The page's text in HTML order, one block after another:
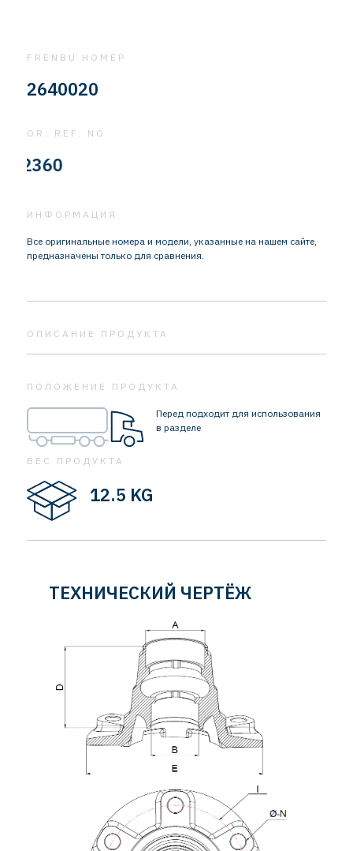
FRENBU НОМЕР
2640020
OR. REF. NO
ИНФОРМАЦИЯ
Все оригинальные номера и модели, указанные на нашем сайте,
предназначены только для сравнения.
ОПИСАНИЕ ПРОДУКТА
ПОЛОЖЕНИЕ ПРОДУКТА
Перед подходит для использования
в разделе
ВЕС ПРОДУКТА
12.5 KG
ТЕХНИЧЕСКИЙ ЧЕРТЁЖ